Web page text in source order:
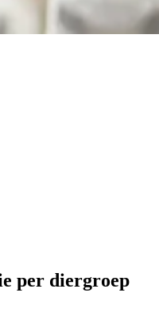
per diergroep